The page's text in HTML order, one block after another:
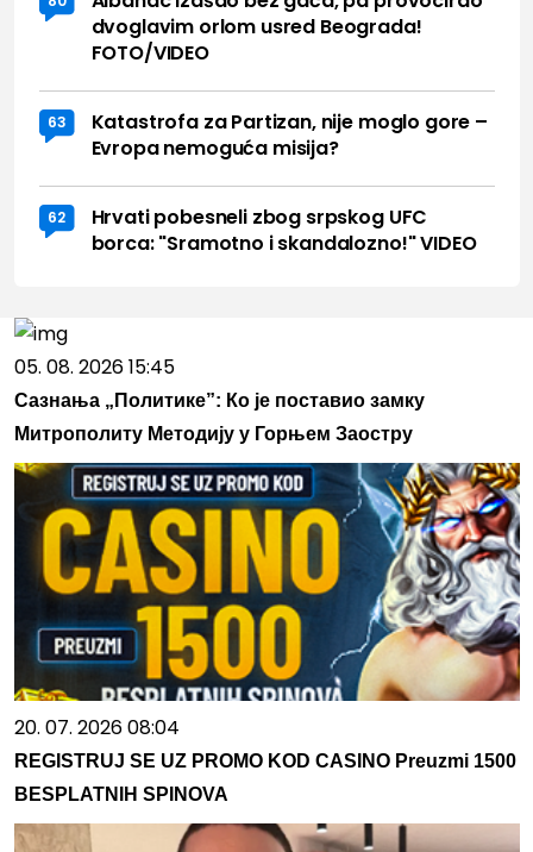
dvoglavim orlom usred Beograda!
FOTO/VIDEO
63
Katastrofa za Partizan, nije moglo gore –
Evropa nemoguća misija?
62
Hrvati pobesneli zbog srpskog UFC
borca: "Sramotno i skandalozno!" VIDEO
05. 08. 2026 15:45
Сазнања „Политике”: Ко је поставио замку
Митрополиту Методију у Горњем Заостру
20. 07. 2026 08:04
REGISTRUJ SE UZ PROMO KOD CASINO Preuzmi 1500
BESPLATNIH SPINOVA